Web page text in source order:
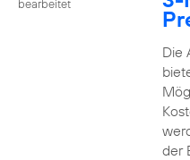
bearbeitet
Die
der